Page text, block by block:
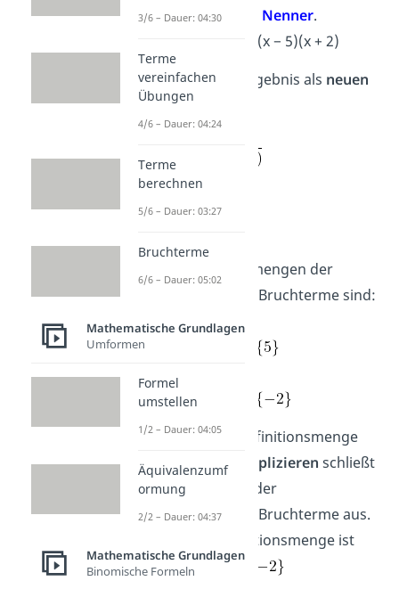
Multipliziere die Nenner.
= (x − 5)(x + 2)
Schreibe das Ergebnis als neuen
Bruch.
Die Definitionsmengen der
ursprünglichen Bruchterme sind:
mit D =
Wichtig:Die Definitionsmenge
nach dem Multiplizieren schließt
alleNullstellen der
ursprünglichen Bruchterme aus.
Die neue Definitionsmenge ist
also D =
3/6 – Dauer: 04:30
Terme
vereinfachen
Übungen
4/6 – Dauer: 04:24
Terme
berechnen
5/6 – Dauer: 03:27
Bruchterme
6/6 – Dauer: 05:02
Mathematische Grundlagen
Umformen
Formel
umstellen
1/2 – Dauer: 04:05
Äquivalenzumf
ormung
2/2 – Dauer: 04:37
Mathematische Grundlagen
Binomische Formeln